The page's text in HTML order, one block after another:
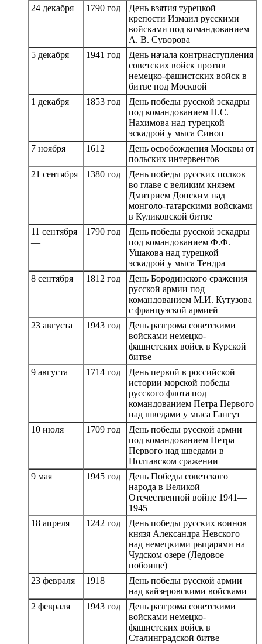
24 декабря
1790 год
День взятия турецкой
крепости Измаил русскими
войсками под командованием
А. В. Суворова
5 декабря
1941 год
День начала контрнаступления
советских войск против
немецко-фашистских войск в
битве под Москвой
1 декабря
1853 год
День победы русской эскадры
под командованием П.С.
Нахимова над турецкой
эскадрой у мыса Синоп
7 ноября
1612
День освобождения Москвы от
польских интервентов
21 сентября
1380 год
День победы русских полков
во главе с великим князем
Дмитрием Донским над
монголо-татарскими войсками
в Куликовской битве
11 сентября
—
1790 год
День победы русской эскадры
под командованием Ф.Ф.
Ушакова над турецкой
эскадрой у мыса Тендра
8 сентября
1812 год
День Бородинского сражения
русской армии под
командованием М.И. Кутузова
с французской армией
23 августа
1943 год
День разгрома советскими
войсками немецко-
фашистских войск в Курской
битве
9 августа
1714 год
День первой в российской
истории морской победы
русского флота под
командованием Петра Первого
над шведами у мыса Гангут
10 июля
1709 год
День победы русской армии
под командованием Петра
Первого над шведами в
Полтавском сражении
9 мая
1945 год
День Победы советского
народа в Великой
Отечественной войне 1941—
1945
18 апреля
1242 год
День победы русских воинов
князя Александра Невского
над немецкими рыцарями на
Чудском озере (Ледовое
побоище)
23 февраля
1918
День победы русской армии
над кайзеровскими войсками
2 февраля
1943 год
День разгрома советскими
войсками немецко-
фашистских войск в
Сталинградской битве